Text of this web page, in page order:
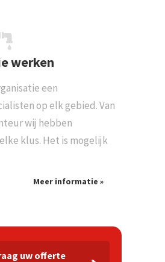
werken
een
op elk gebied. Van
wij hebben
klus. Het is mogelijk
Meer informatie »
uw offerte